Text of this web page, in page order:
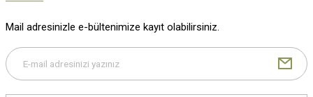
Mail adresinizle e-bültenimize kayıt olabilirsiniz.